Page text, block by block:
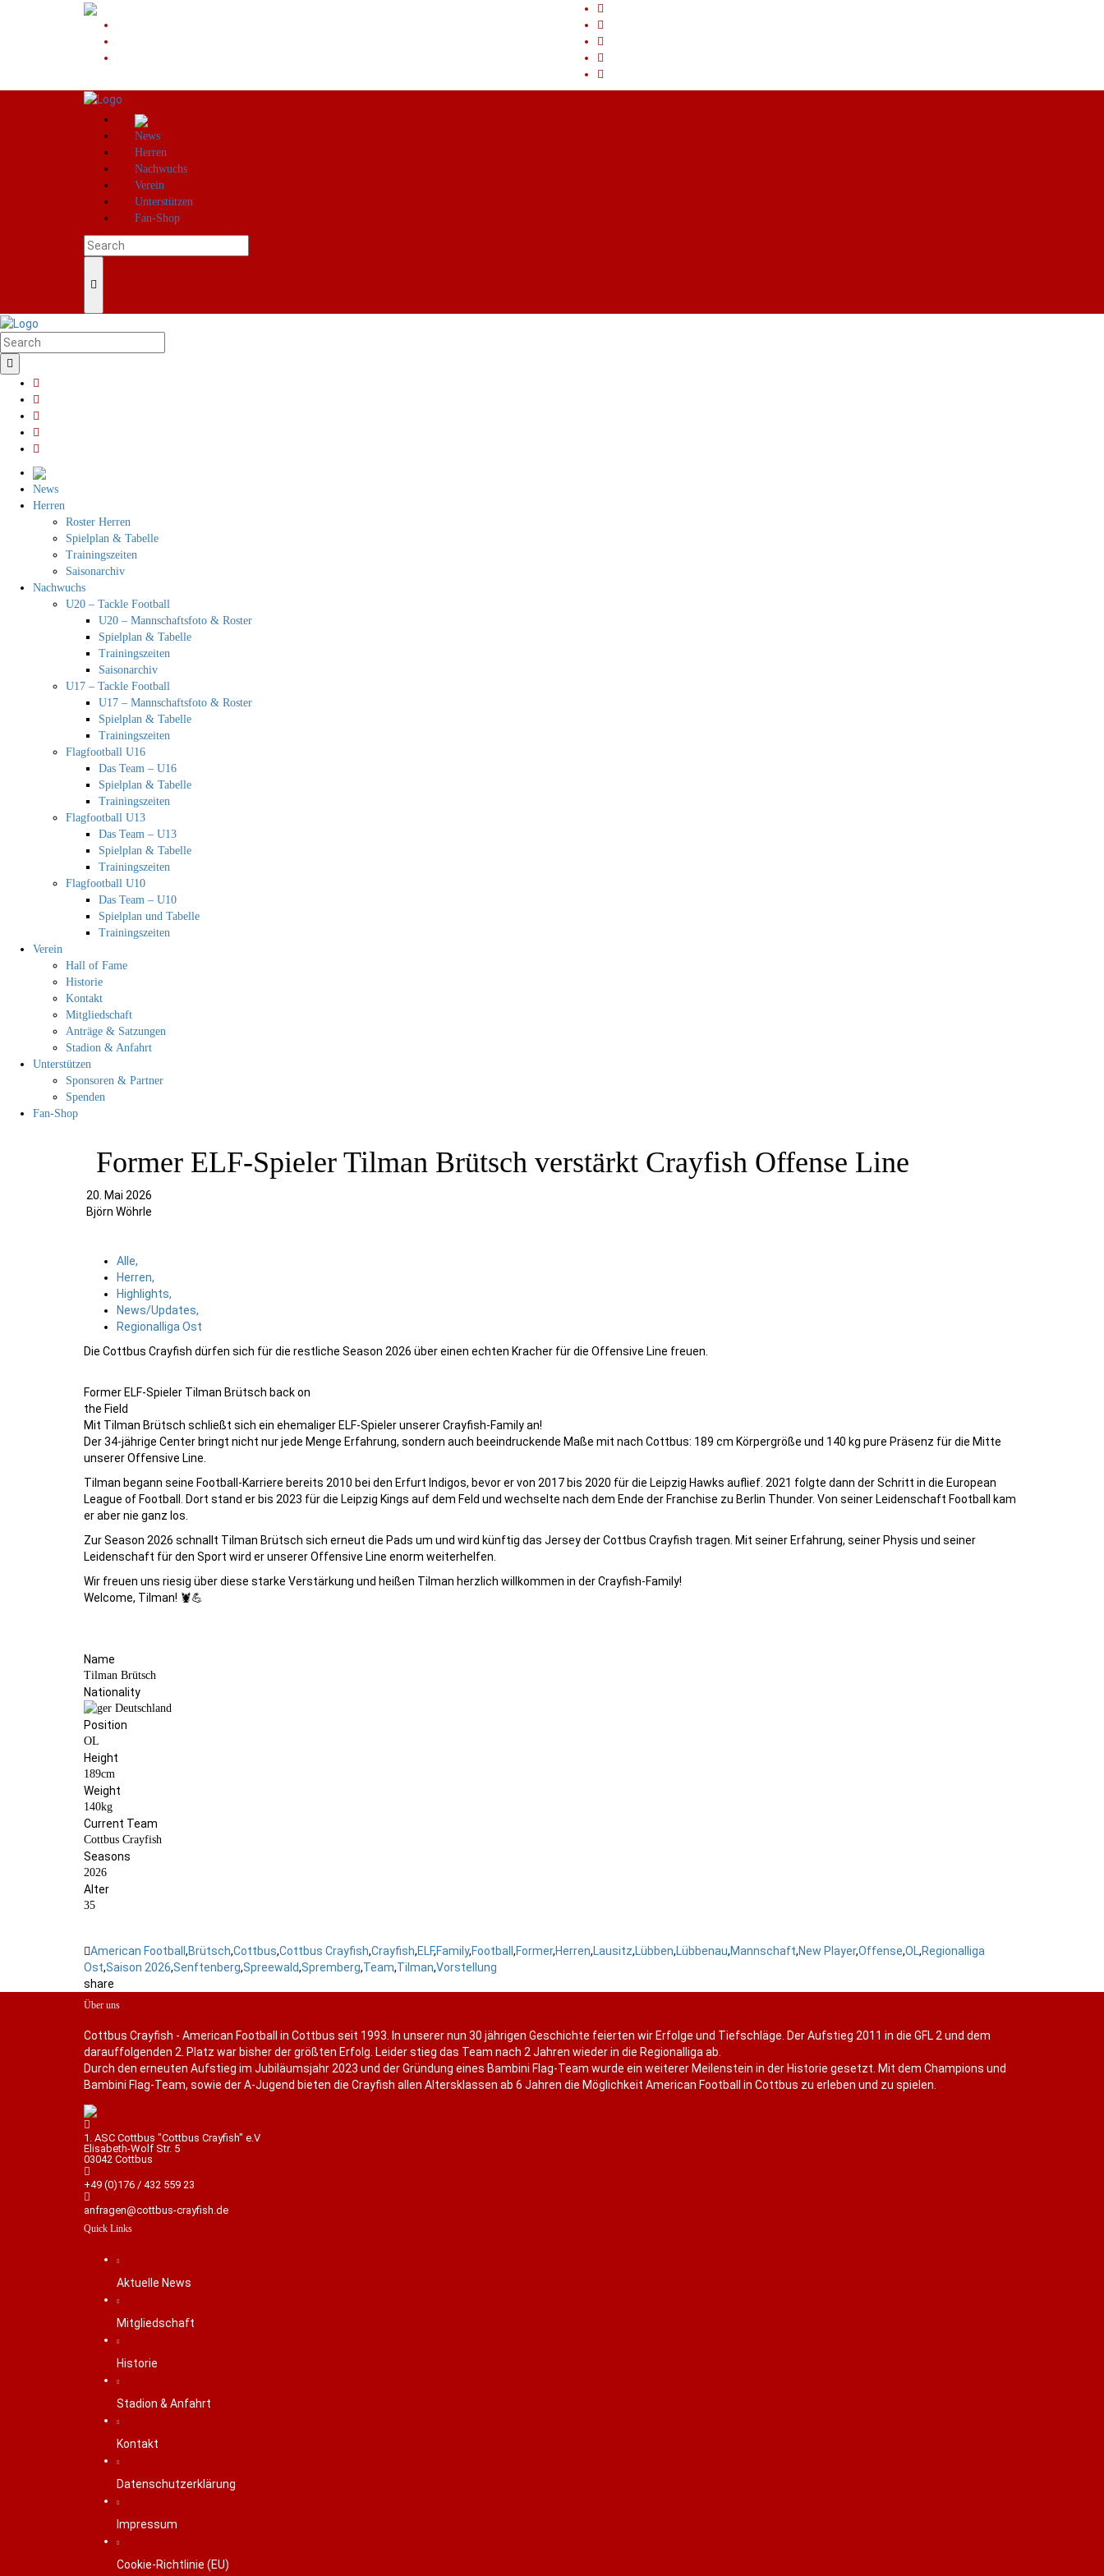
News
Herren
Nachwuchs
Verein
Unterstützen
Fan-Shop
News
Herren
Roster Herren
Spielplan & Tabelle
Trainingszeiten
Saisonarchiv
Nachwuchs
U20 – Tackle Football
U20 – Mannschaftsfoto & Roster
Spielplan & Tabelle
Trainingszeiten
Saisonarchiv
U17 – Tackle Football
U17 – Mannschaftsfoto & Roster
Spielplan & Tabelle
Trainingszeiten
Flagfootball U16
Das Team – U16
Spielplan & Tabelle
Trainingszeiten
Flagfootball U13
Das Team – U13
Spielplan & Tabelle
Trainingszeiten
Flagfootball U10
Das Team – U10
Spielplan und Tabelle
Trainingszeiten
Verein
Hall of Fame
Historie
Kontakt
Mitgliedschaft
Anträge & Satzungen
Stadion & Anfahrt
Unterstützen
Sponsoren & Partner
Spenden
Fan-Shop
Former ELF-Spieler Tilman Brütsch verstärkt Crayfish Offense Line
20. Mai 2026
Björn Wöhrle
Alle,
Herren,
Highlights,
News/Updates,
Regionalliga Ost
Die Cottbus Crayfish dürfen sich für die restliche Season 2026 über einen echten Kracher für die Offensive Line freuen.
Former ELF-Spieler Tilman Brütsch back on
the Field
Mit Tilman Brütsch schließt sich ein ehemaliger ELF-Spieler unserer Crayfish-Family an!
Der 34-jährige Center bringt nicht nur jede Menge Erfahrung, sondern auch beeindruckende Maße mit nach Cottbus: 189 cm Körpergröße und 140 kg pure Präsenz für die Mitte
unserer Offensive Line.
Tilman begann seine Football-Karriere bereits 2010 bei den Erfurt Indigos, bevor er von 2017 bis 2020 für die Leipzig Hawks auflief. 2021 folgte dann der Schritt in die European
League of Football. Dort stand er bis 2023 für die Leipzig Kings auf dem Feld und wechselte nach dem Ende der Franchise zu Berlin Thunder. Von seiner Leidenschaft Football kam
er aber nie ganz los.
Zur Season 2026 schnallt Tilman Brütsch sich erneut die Pads um und wird künftig das Jersey der Cottbus Crayfish tragen. Mit seiner Erfahrung, seiner Physis und seiner
Leidenschaft für den Sport wird er unserer Offensive Line enorm weiterhelfen.
Wir freuen uns riesig über diese starke Verstärkung und heißen Tilman herzlich willkommen in der Crayfish-Family!
Welcome, Tilman! 🦞💪
Name
Tilman Brütsch
Nationality
Deutschland
Position
OL
Height
189cm
Weight
140kg
Current Team
Cottbus Crayfish
Seasons
2026
Alter
35
American Football ,Brütsch,Cottbus,Cottbus Crayfish,Crayfish,ELF,Family,Football ,Former,Herren,Lausitz,Lübben,Lübbenau,Mannschaft,New Player,Offense,OL,Regionalliga
Ost,Saison 2026,Senftenberg,Spreewald,Spremberg,Team,Tilman,Vorstellung
share
Über uns
Cottbus Crayfish - American Football in Cottbus seit 1993. In unserer nun 30 jährigen Geschichte feierten wir Erfolge und Tiefschläge. Der Aufstieg 2011 in die GFL 2 und dem
darauffolgenden 2. Platz war bisher der größten Erfolg. Leider stieg das Team nach 2 Jahren wieder in die Regionalliga ab.
Durch den erneuten Aufstieg im Jubiläumsjahr 2023 und der Gründung eines Bambini Flag-Team wurde ein weiterer Meilenstein in der Historie gesetzt. Mit dem Champions und
Bambini Flag-Team, sowie der A-Jugend bieten die Crayfish allen Altersklassen ab 6 Jahren die Möglichkeit American Football in Cottbus zu erleben und zu spielen.
1. ASC Cottbus "Cottbus Crayfish" e.V
Elisabeth-Wolf Str. 5
03042 Cottbus
+49 (0)176 / 432 559 23
anfragen@cottbus-crayfish.de
Quick Links
Aktuelle News
Mitgliedschaft
Historie
Stadion & Anfahrt
Kontakt
Datenschutzerklärung
Impressum
Cookie-Richtlinie (EU)